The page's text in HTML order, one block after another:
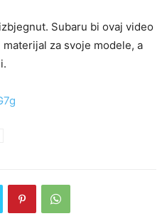
Subaru bi ovaj video
za svoje modele, a